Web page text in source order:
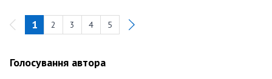
1 2 3 4 5
Голосування автора